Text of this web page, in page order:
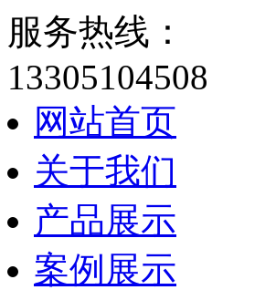
服务热线：
13305104508
网站首页
关于我们
产品展示
案例展示